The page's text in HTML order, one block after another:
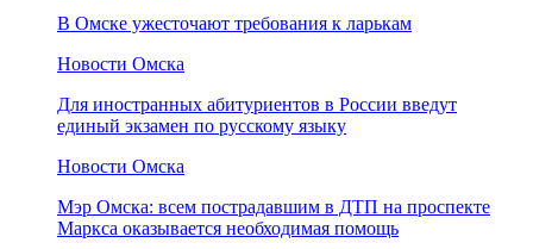
В Омске ужесточают требования к ларькам
Новости Омска
Для иностранных абитуриентов в России введут
единый экзамен по русскому языку
Новости Омска
Мэр Омска: всем пострадавшим в ДТП на проспекте
Маркса оказывается необходимая помощь